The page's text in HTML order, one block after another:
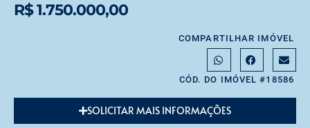
R$ 1.750.000,00
COMPARTILHAR IMÓVEL
CÓD. DO IMÓVEL #18586
SOLICITAR MAIS INFORMAÇÕES